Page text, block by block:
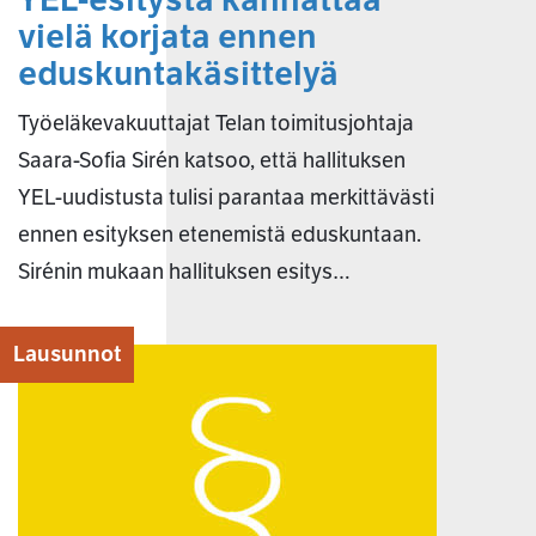
vielä korjata ennen
eduskuntakäsittelyä
Työeläkevakuuttajat Telan toimitusjohtaja
Saara-Sofia Sirén katsoo, että hallituksen
YEL-uudistusta tulisi parantaa merkittävästi
ennen esityksen etenemistä eduskuntaan.
Sirénin mukaan hallituksen esitys…
Lausunnot